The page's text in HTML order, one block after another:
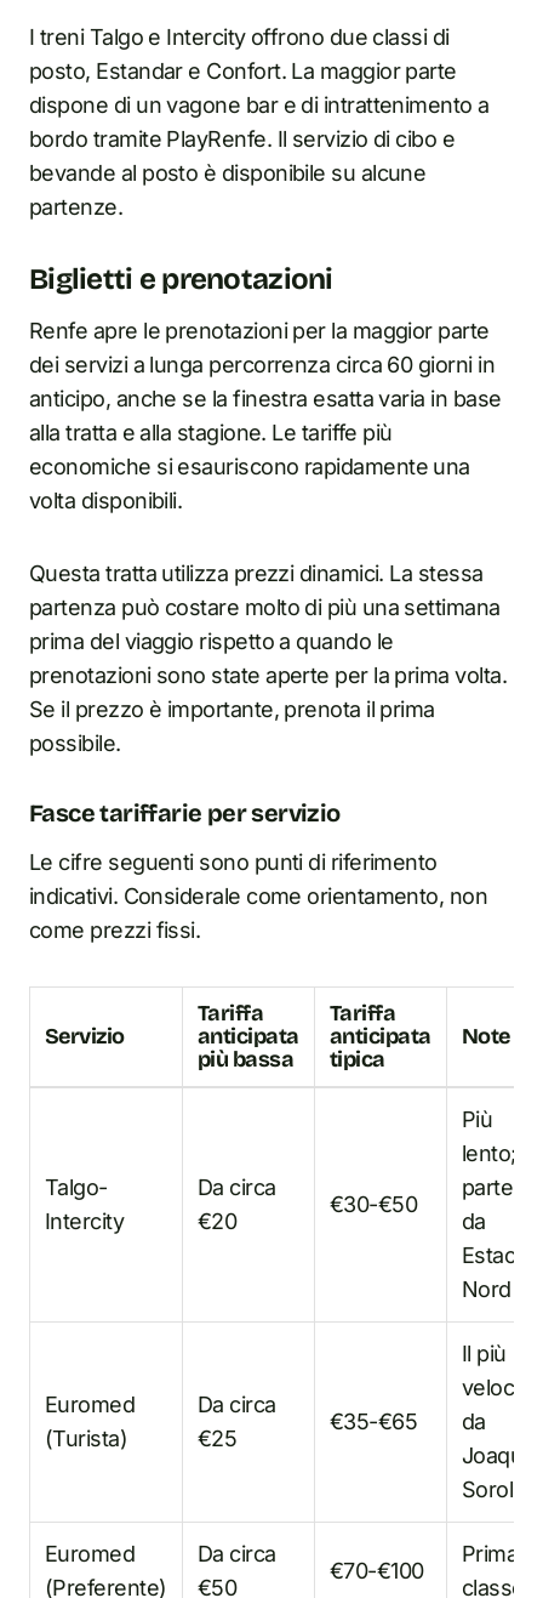
I treni Talgo e Intercity offrono due classi di
posto, Estandar e Confort. La maggior parte
dispone di un vagone bar e di intrattenimento a
bordo tramite PlayRenfe. Il servizio di cibo e
bevande al posto è disponibile su alcune
partenze.
Biglietti e prenotazioni
Renfe apre le prenotazioni per la maggior parte
dei servizi a lunga percorrenza circa 60 giorni in
anticipo, anche se la finestra esatta varia in base
alla tratta e alla stagione. Le tariffe più
economiche si esauriscono rapidamente una
volta disponibili.
Questa tratta utilizza prezzi dinamici. La stessa
partenza può costare molto di più una settimana
prima del viaggio rispetto a quando le
prenotazioni sono state aperte per la prima volta.
Se il prezzo è importante, prenota il prima
possibile.
Fasce tariffarie per servizio
Le cifre seguenti sono punti di riferimento
indicativi. Considerale come orientamento, non
come prezzi fissi.
Servizio
Tariffa
anticipata
più bassa
Tariffa
anticipata
tipica
Note
Talgo-
Intercity
Da circa
€20
€30-€50
Più
lento;
parte
da
Estació
Nord
Euromed
(Turista)
Da circa
€25
€35-€65
Il più
veloce;
da
Joaquín
Sorolla
Euromed
(Preferente)
Da circa
€50
€70-€100
Prima
classe